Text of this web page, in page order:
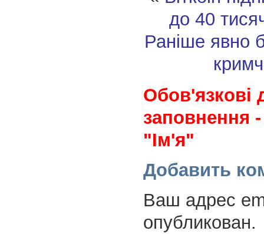
до 40
Раніше явно
Обов'язкові
заповнення
"Ім'я"
Добавить
Ваш адрес
опубликован.